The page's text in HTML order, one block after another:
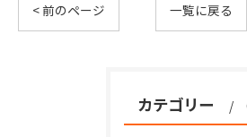
< 前のページ 一覧に戻る
カテゴリー